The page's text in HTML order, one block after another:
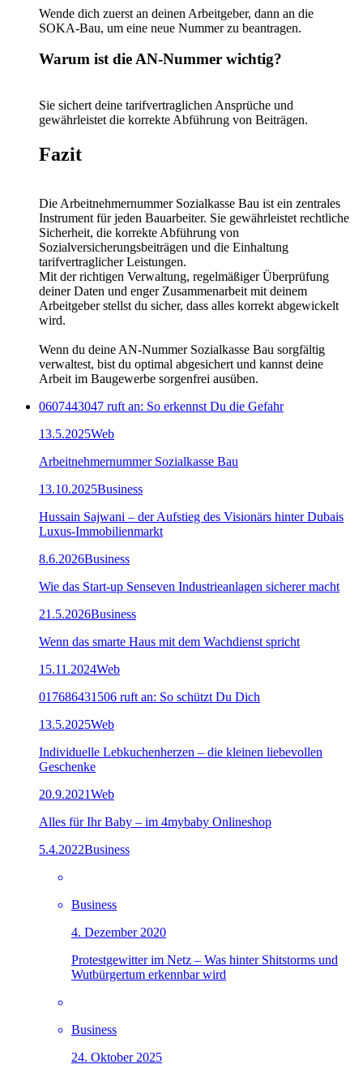
Wende dich zuerst an deinen Arbeitgeber, dann an die
SOKA-Bau, um eine neue Nummer zu beantragen.
Warum ist die AN-Nummer wichtig?
Sie sichert deine tarifvertraglichen Ansprüche und
gewährleistet die korrekte Abführung von Beiträgen.
Fazit
Die Arbeitnehmernummer Sozialkasse Bau ist ein zentrales
Instrument für jeden Bauarbeiter. Sie gewährleistet rechtliche
Sicherheit, die korrekte Abführung von
Sozialversicherungsbeiträgen und die Einhaltung
tarifvertraglicher Leistungen.
Mit der richtigen Verwaltung, regelmäßiger Überprüfung
deiner Daten und enger Zusammenarbeit mit deinem
Arbeitgeber stellst du sicher, dass alles korrekt abgewickelt
wird.
Wenn du deine AN-Nummer Sozialkasse Bau sorgfältig
verwaltest, bist du optimal abgesichert und kannst deine
Arbeit im Baugewerbe sorgenfrei ausüben.
0607443047 ruft an: So erkennst Du die Gefahr
13.5.2025Web
Arbeitnehmernummer Sozialkasse Bau
13.10.2025Business
Hussain Sajwani – der Aufstieg des Visionärs hinter Dubais
Luxus-Immobilienmarkt
8.6.2026Business
Wie das Start-up Senseven Industrieanlagen sicherer macht
21.5.2026Business
Wenn das smarte Haus mit dem Wachdienst spricht
15.11.2024Web
017686431506 ruft an: So schützt Du Dich
13.5.2025Web
Individuelle Lebkuchenherzen – die kleinen liebevollen
Geschenke
20.9.2021Web
Alles für Ihr Baby – im 4mybaby Onlineshop
5.4.2022Business
Business
4. Dezember 2020
Protestgewitter im Netz – Was hinter Shitstorms und
Wutbürgertum erkennbar wird
Business
24. Oktober 2025